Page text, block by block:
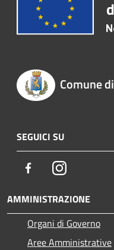
Comune
SEGUICI SU
FacebookInstagram
AMMINISTRAZIONE
Organi di Governo
Aree Amministrative